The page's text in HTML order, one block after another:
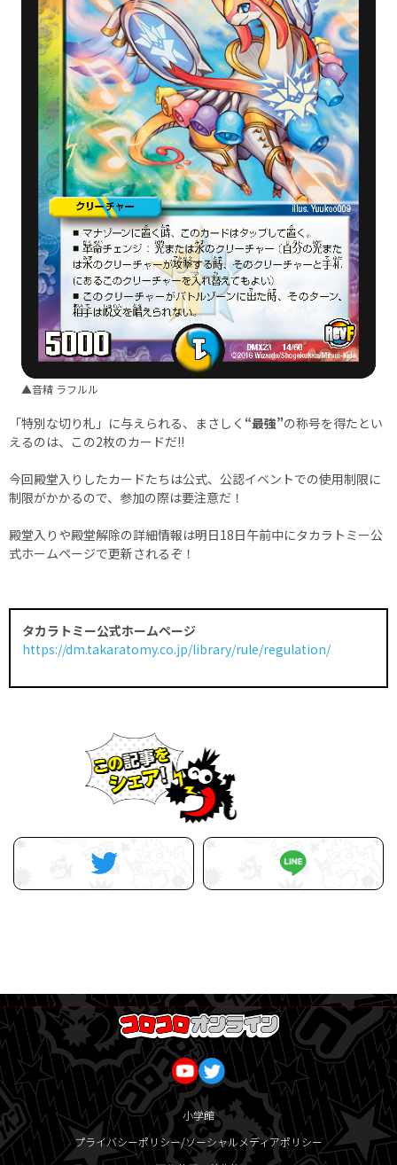
▲音精 ラフルル
「特別な切り札」に与えられる、まさしく “最強”の称号を得たとい
えるのは、この2枚のカードだ!!
今回殿堂入りしたカードたちは公式、公認イベントでの使用制限に
制限がかかるので、参加の際は要注意だ！
殿堂入りや殿堂解除の詳細情報は明日18日午前中にタカラトミー公
式ホームページで更新されるぞ！
タカラトミー公式ホームページ
https://dm.takaratomy.co.jp/library/rule/regulation/
小学館
プライバシーポリシー/ソーシャルメディアポリシー